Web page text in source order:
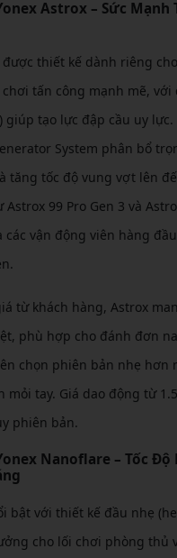
Astrox – Sức Mạnh
được thiết kế dành riêng
tấn công mạnh mẽ, với
giúp tạo lực đập cầu uy
System phân bổ
tăng tốc độ vung vợt lên
99 Pro Gen 3 và
các vận động viên hàng
từ khách hàng, Astrox
phù hợp cho đánh đơn
chọn phiên bản nhẹ hơn
mỏi tay. Giá dao động từ
phiên bản.
Nanoflare – Tốc Độ
bật với thiết kế đầu nhẹ
cho lối chơi phòng thủ